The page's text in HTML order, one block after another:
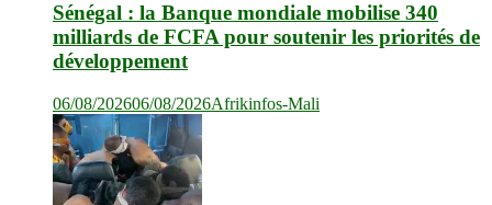
Sénégal : la Banque mondiale mobilise 340
milliards de FCFA pour soutenir les priorités de
développement
06/08/202606/08/2026Afrikinfos-Mali